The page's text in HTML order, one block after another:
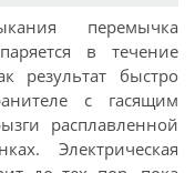
перемычка
в течение
результат быстро
с гасящим
расплавленной
Электрическая